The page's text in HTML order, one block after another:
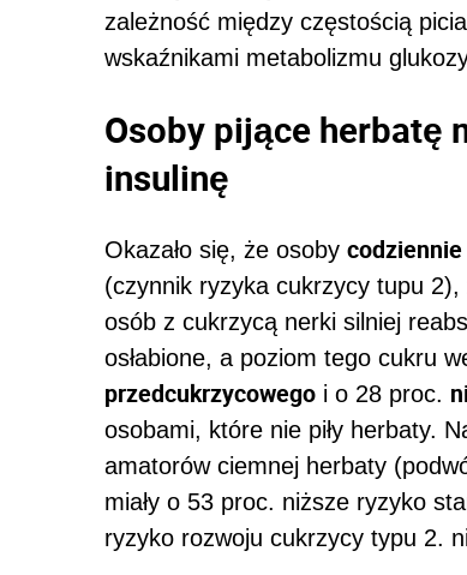
zależność między częstością
wskaźnikami metabolizmu
Osoby pijące herbatę
insulinę
Okazało się, że osoby
(czynnik ryzyka cukrzycy tupu 2),
osób z cukrzycą nerki silniej
osłabione, a poziom tego cukru
przedcukrzycowego i o 28 proc.
osobami, które nie piły herbaty.
amatorów ciemnej herbaty
miały o 53 proc. niższe ryzyko
ryzyko rozwoju cukrzycy typu 2.